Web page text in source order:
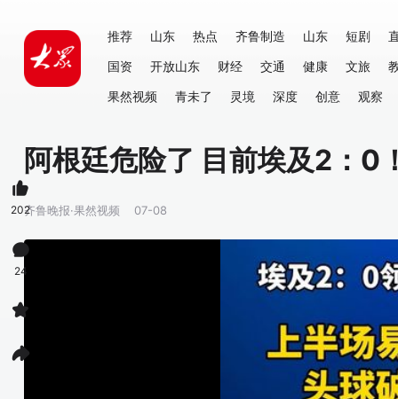
推荐 山东 热点 齐鲁制造 山东 短剧
国资
开放山东 财经 交通 健康 文旅
果然视频
青未了 灵境 深度 创意 观察
阿根廷危险了 目前埃及2：0
齐鲁晚报·果然视频 07-08
202
24